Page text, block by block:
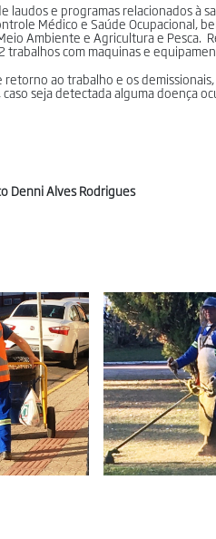
e programas relacionados à
Médico e Saúde Ocupacional,
Ambiente e Agricultura e Pesca.
com maquinas e
ao trabalho e os
seja detectada alguma doença
Denni Alves Rodrigues